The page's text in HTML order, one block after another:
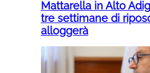
Mattarella in Alto
tre settimane di
alloggerà